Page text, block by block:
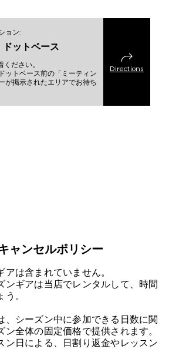
ョン:
ットベース
ください。
ットベース前の「ミーティン
が掲示されたエリアでお待ち
Directions
ャンセルポリシー
アは含まれていません。
ンギアは当店でレンタルして、時間
う。
、シーズン中に参加できる日数に関
ン全体の固定価格で提供されます。
ン日による、日割り返金やレッスン